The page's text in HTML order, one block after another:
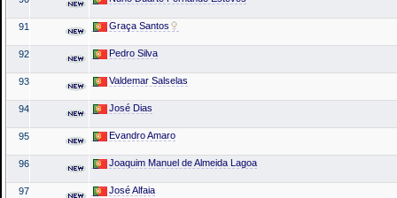
91 Graça Santos
92 Pedro Silva
93 Valdemar Salselas
94 José Dias
95 Evandro Amaro
96 Joaquim Manuel de Almeida Lagoa
97 José Alfaia